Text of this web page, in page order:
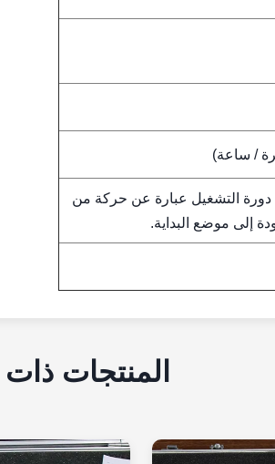
، تكون دورة التشغيل عبارة عن حركة من
إلى موضع البداية.
المنتجات